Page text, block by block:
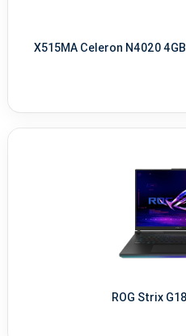
لپ تاپ 15.6 اینچی ایسوس مدل X515MA Celeron N4020 4GB